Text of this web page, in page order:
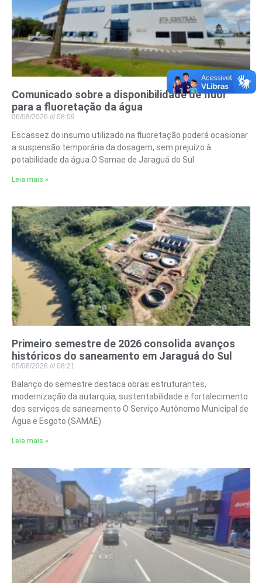
Comunicado sobre a disponibilidade de flúor
para a fluoretação da água
06/08/2026 08:09
Escassez do insumo utilizado na fluoretação poderá ocasionar
a suspensão temporária da dosagem, sem prejuízo à
potabilidade da água O Samae de Jaraguá do Sul
Leia mais »
Primeiro semestre de 2026 consolida avanços
históricos do saneamento em Jaraguá do Sul
05/08/2026 08:21
Balanço do semestre destaca obras estruturantes,
modernização da autarquia, sustentabilidade e fortalecimento
dos serviços de saneamento O Serviço Autônomo Municipal de
Água e Esgoto (SAMAE)
Leia mais »